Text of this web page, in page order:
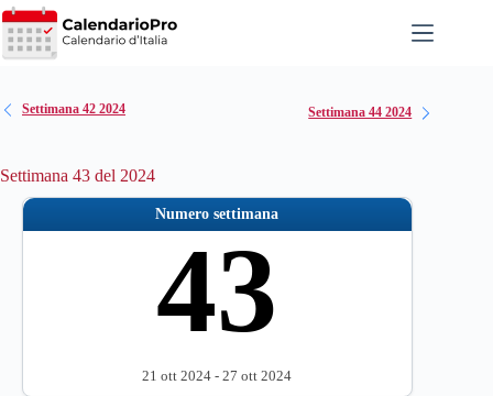
Salta
al
contenuto
Settimana 42 2024 Settimana 44 2024
Settimana 43 del 2024
Numero settimana
43
21 ott 2024 - 27 ott 2024